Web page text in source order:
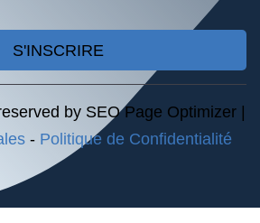
S'INSCRIRE
by SEO Page Optimizer |
- Politique de Confidentialité